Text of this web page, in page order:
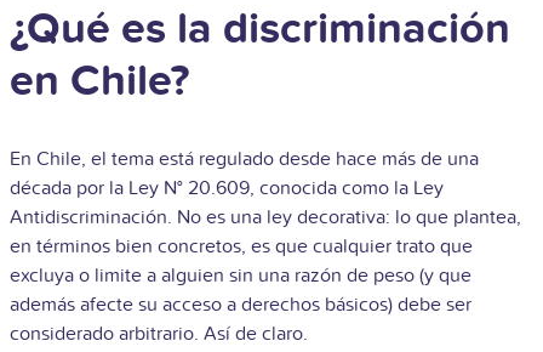
¿Qué es la discriminación
en Chile?
En Chile, el tema está regulado desde hace más de una
década por la Ley N° 20.609, conocida como la Ley
Antidiscriminación. No es una ley decorativa: lo que plantea,
en términos bien concretos, es que cualquier trato que
excluya o limite a alguien sin una razón de peso (y que
además afecte su acceso a derechos básicos) debe ser
considerado arbitrario. Así de claro.